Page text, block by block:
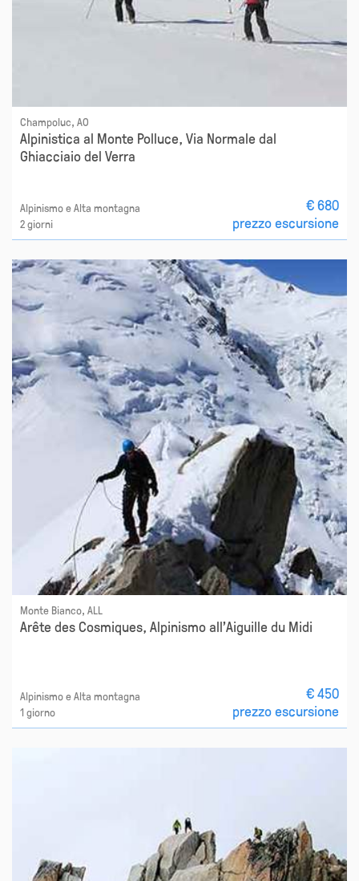
Champoluc, AO
Alpinistica al Monte Polluce, Via Normale dal
Ghiacciaio del Verra
Alpinismo e Alta montagna
2 giorni
€ 680
prezzo escursione
Monte Bianco, ALL
Arête des Cosmiques, Alpinismo all'Aiguille du Midi
Alpinismo e Alta montagna
1 giorno
€ 450
prezzo escursione